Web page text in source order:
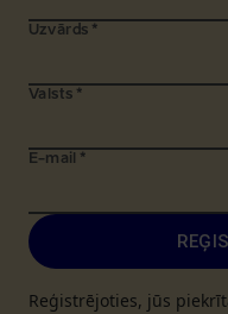
Uzvārds *
Valsts *
E-mail *
Reģistrējoties, jūs